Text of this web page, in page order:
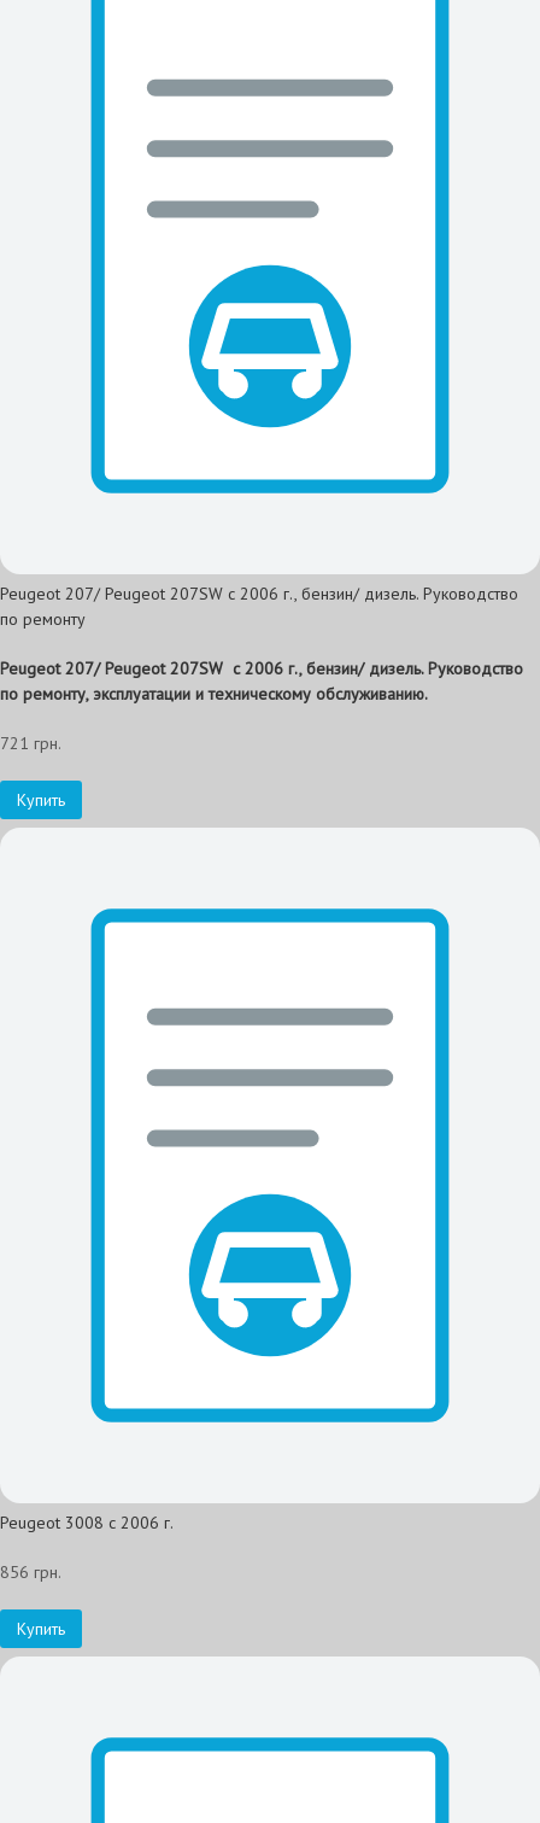
Peugeot 207/ Peugeot 207SW с 2006 г., бензин/ дизель. Руководство
по ремонту
Peugeot 207/ Peugeot 207SW с 2006 г., бензин/ дизель. Руководство
по ремонту, эксплуатации и техническому обслуживанию.
721 грн.
Купить
Peugeot 3008 с 2006 г.
856 грн.
Купить